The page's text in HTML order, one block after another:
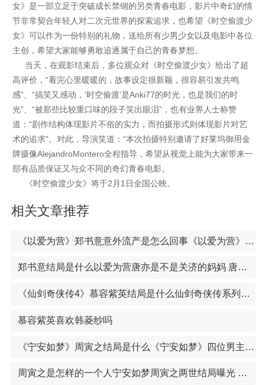
女》是一部立足于突破成长禁锢的另类青春电影，影片中奇幻的情
节非常契合年轻人对二次元世界的探索追求，也希望《时空偷渡少
女》可以作为一份特别的礼物，送给所有少男少女以及电影中各位
主创，希望大家能够勇敢追逐属于自己的青春梦想。
当天，在观影结束后，多位观众对《时空偷渡少女》给出了超
高评价，“看完心里暖暖的，故事设定很新颖，很容易引发共鸣
感”、“搞笑又感动，‘时空偷渡’是Anki77的时光，也是我们的时
光”、“被那些比较重口味的段子笑出眼泪”，也有业界人士称赞
道：“剧作结构体现影片不俗的实力，而拍摄形式则体现影片对艺
术的追求”。对此，导演笑道：“本次拍摄特别邀请了好莱坞御用金
牌摄像AlejandroMontero全程指导，希望从视觉上能为大家带来一
部有品质保证又与众不同的奇幻青春电影。
《时空偷渡少女》将于2月1日全国公映。
相关文章推荐
《以爱为营》郑书意意外流产是怎么回事《以爱为营》郑书意哪一集发现真相 秦时月的身世第几集曝光
郑书意结局是什么以爱为营唐亦是不是关济的妈妈 唐亦和关济是母子关系吗
《仙剑奇侠传4》慕容紫英结局是什么仙剑奇侠传系列电视剧介绍 仙剑系列阵容强大堪称一代人的记忆
慕容紫英喜欢韩菱纱吗
《宁安如梦》周寅之结局是什么《宁安如梦》四位男主结局曝光 沈玠燕临张遮谢危结局如何
周寅之是怎样的一个人宁安如梦周寅之两世结局曝光 周寅之扮演者王子腾个人资料